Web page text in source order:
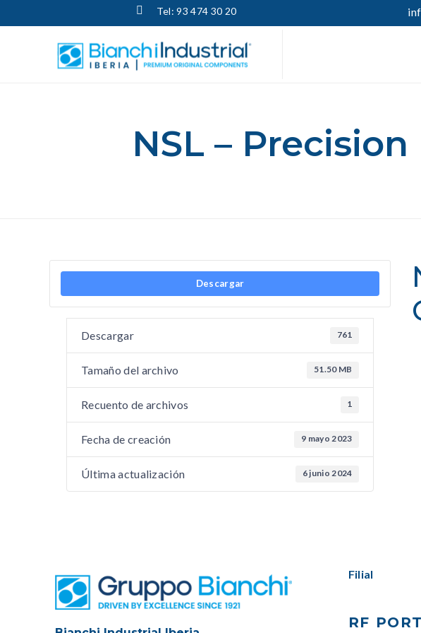
Tel: 93 474 30 20
NSL –
Descargar
Descargar 761
Tamaño del archivo 51.50 MB
Recuento de archivos 1
Fecha de creación 9 mayo 2023
Última actualización 6 junio 2024
Filial
RF